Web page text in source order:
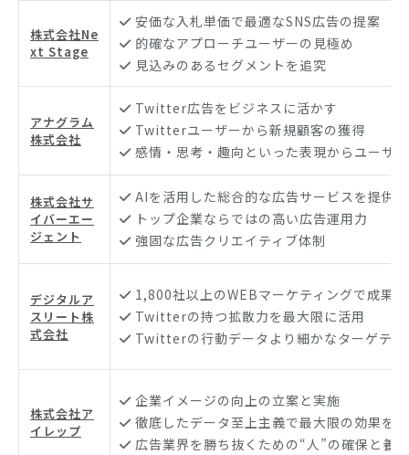
株式会社Ne
xt Stage
安価な入札単価で最適なSNS広告の提案
的確なアプローチユーザーの見極め
見込みのあるセグメントを追究
アナグラム
株式会社
Twitter広告をビジネスに活かす
Twitterユーザーから新規顧客の獲得
感情・思考・趣向といった表現からユーザ
株式会社サ
イバーエー
ジェント
AIを活用した総合的な広告サービスを提供
トップ企業ならではの高い広告運用力
強固な広告クリエイティブ体制
デジタルア
スリート株
式会社
1,800社以上のWEBマーケティングで成果
Twitterの持つ拡散力を最大限に活用
Twitterの行動データより細かなターゲティ
株式会社ア
イレップ
企業イメージの向上の立案と実施
徹底したデータ至上主義で最大限の効果を
広告業界を勝ち抜くための“人”の確保と養成